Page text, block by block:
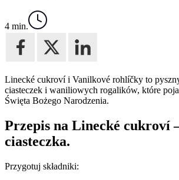
4 min.
Linecké cukroví i Vanilkové rohlíčky to
ciasteczek i waniliowych rogalików, które
Święta Bożego Narodzenia.
Przepis na Linecké cukroví
ciasteczka.
Przygotuj składniki: